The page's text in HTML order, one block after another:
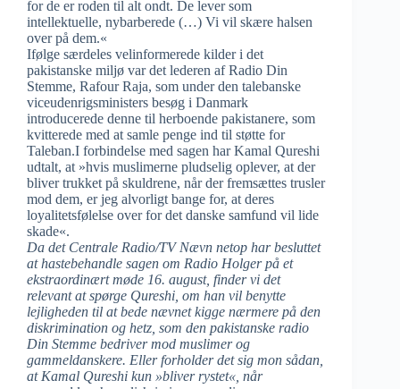
for de er roden til alt ondt. De lever som
intellektuelle, nybarberede (…) Vi vil skære halsen
over på dem.«
Ifølge særdeles velinformerede kilder i det
pakistanske miljø var det lederen af Radio Din
Stemme, Rafour Raja, som under den talebanske
viceudenrigsministers besøg i Danmark
introducerede denne til herboende pakistanere, som
kvitterede med at samle penge ind til støtte for
Taleban.I forbindelse med sagen har Kamal Qureshi
udtalt, at »hvis muslimerne pludselig oplever, at der
bliver trukket på skuldrene, når der fremsættes trusler
mod dem, er jeg alvorligt bange for, at deres
loyalitetsfølelse over for det danske samfund vil lide
skade«.
Da det Centrale Radio/TV Nævn netop har besluttet
at hastebehandle sagen om Radio Holger på et
ekstraordinært møde 16. august, finder vi det
relevant at spørge Qureshi, om han vil benytte
lejligheden til at bede nævnet kigge nærmere på den
diskrimination og hetz, som den pakistanske radio
Din Stemme bedriver mod muslimer og
gammeldanskere. Eller forholder det sig mon sådan,
at Kamal Qureshi kun »bliver rystet«, når